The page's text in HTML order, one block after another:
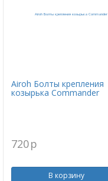
Airoh Болты крепления
козырька Commander
720p
В корзину